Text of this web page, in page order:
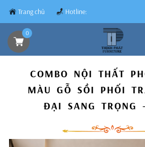
Trang chủ Hotline:
0839.8899.79
0
COMBO NỘI THẤT
MÀU GỖ SỒI PHỐI
ĐẠI SANG TRỌNG